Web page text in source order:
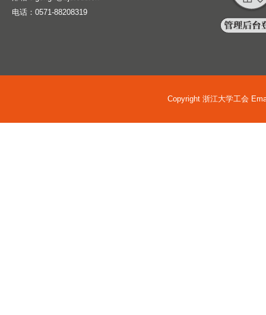
电话：0571-88208319
Copyright 浙江大学工会